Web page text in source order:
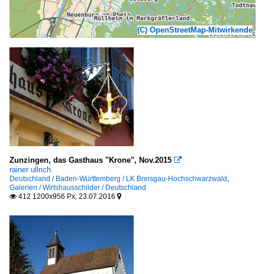
(C) OpenStreetMap-Mitwirkende
Zunzingen, das Gasthaus "Krone", Nov.2015 
rainer ullrich
Deutschland / Baden-Württemberg / LK Breisgau-Hochschwarzwald
Galerien / Wirtshausschilder / Deutschland
 412 1200x956 Px, 23.07.2016 